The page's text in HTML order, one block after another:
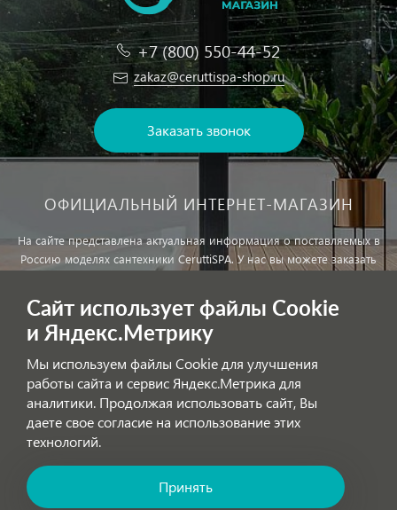
+7 (800) 550-44-52
zakaz@ceruttispa-shop.ru
Заказать звонок
ОФИЦИАЛЬНЫЙ ИНТЕРНЕТ-МАГАЗИН
На сайте представлена актуальная информация о поставляемых в
Россию моделях сантехники CeruttiSPA. У нас вы можете заказать
Внимание!Цены, указанные на сайте, не являются публичной
офертой!
Обработка персональных данных
Позвоните нам! Звонок бесплатный по России!
Сайт использует файлы Cookie
и Яндекс.Метрику
Мы используем файлы Cookie для улучшения
работы сайта и сервис Яндекс.Метрика для
аналитики. Продолжая использовать сайт, Вы
даете свое согласие на использование этих
технологий.
Принять